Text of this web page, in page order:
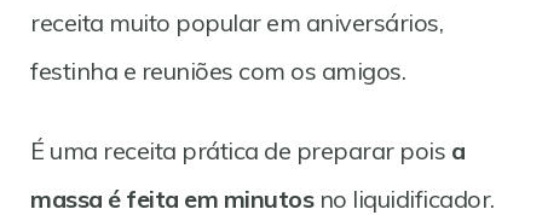
receita muito popular em aniversários,
festinha e reuniões com os amigos.
É uma receita prática de preparar pois a
massa é feita em minutosno liquidificador.